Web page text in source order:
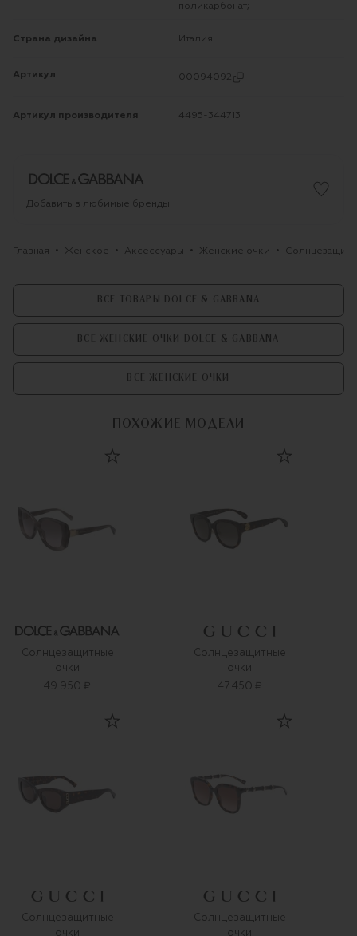
поликарбонат;
Страна дизайна Италия
Артикул 00094092
Артикул производителя 4495-344713
Добавить в любимые бренды
Главная Женское Аксессуары Женские очки
ВСЕ ТОВАРЫ DOLCE & GABBANA
ВСЕ ЖЕНСКИЕ ОЧКИ DOLCE & GABBANA
ВСЕ ЖЕНСКИЕ ОЧКИ
ПОХОЖИЕ МОДЕЛИ
Солнцезащитные
очки
49 950 ₽
Солнцезащитные
очки
47 450 ₽
Солнцезащитные
очки
Солнцезащитные
очки